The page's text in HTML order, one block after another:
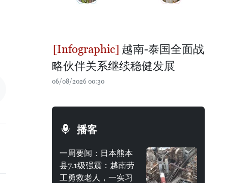
越南-泰国全面战
略伙伴关系继续稳健发展
06/08/2026 00:30
播客
一周要闻：日本熊本
县7.1级强震：越南劳
工勇救老人，一实习